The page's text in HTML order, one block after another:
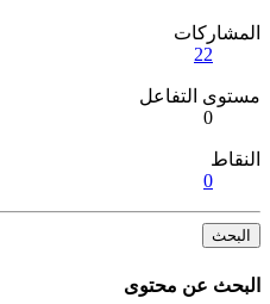
المشاركات
22
مستوى التفاعل
0
النقاط
0
البحث
البحث عن محتوى